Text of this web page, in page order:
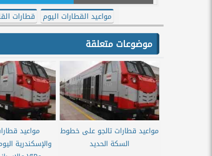
مواعيد القطارات اليوم قطارات
موضوعات متعلقة
مواعيد قطارات تالجو على خطوط
السكة الحديد
مواعيد
والإسكندرية